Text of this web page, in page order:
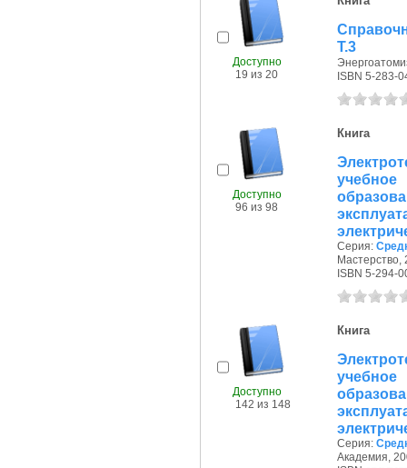
Доступно
19 из 20
Т.3
ISBN 5-283-
Доступно
96 из 98
Книга
учебное
Серия:
Мастерство,
ISBN 5-294-
Доступно
142 из 148
Книга
учебное
Серия:
Академия,